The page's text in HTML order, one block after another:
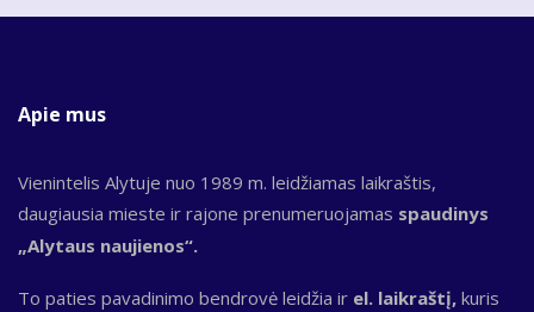
Apie mus
Vienintelis Alytuje nuo 1989 m. leidžiamas laikraštis,
daugiausia mieste ir rajone prenumeruojamas spaudinys
„Alytaus naujienos“.
To paties pavadinimo bendrovė leidžia ir el. laikraštį, kuris